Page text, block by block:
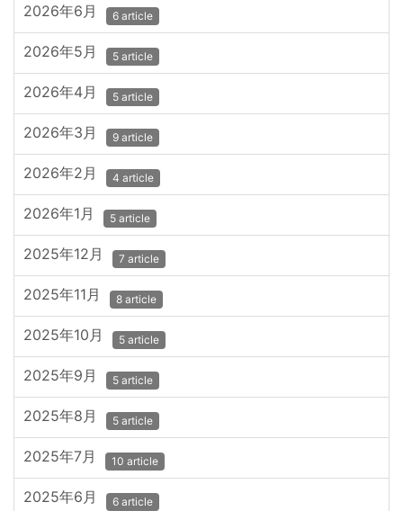
2026年6月 6 article
2026年5月 5 article
2026年4月 5 article
2026年3月 9 article
2026年2月 4 article
2026年1月 5 article
2025年12月 7 article
2025年11月 8 article
2025年10月 5 article
2025年9月 5 article
2025年8月 5 article
2025年7月 10 article
2025年6月 6 article